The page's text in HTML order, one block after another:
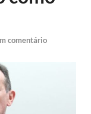
comentário